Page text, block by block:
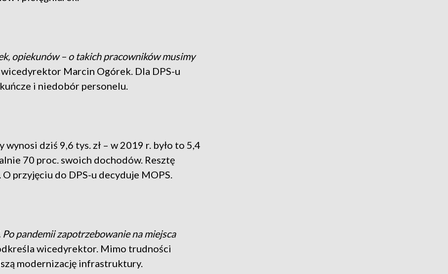
opiekunów – o takich pracowników musimy
Marcin Ogórek. Dla DPS-u
i niedobór personelu.
dziś 9,6 tys. zł – w 2019 r. było to 5,4
70 proc. swoich dochodów. Resztę
przyjęciu do DPS-u decyduje MOPS.
Po pandemii zapotrzebowanie na miejsca
wicedyrektor. Mimo trudności
modernizację infrastruktury.